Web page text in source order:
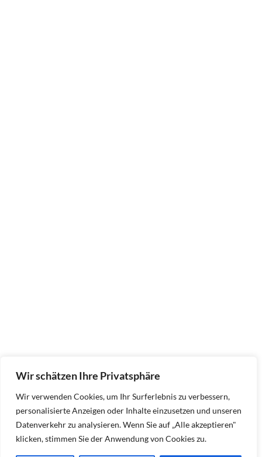
Wir schätzen Ihre Privatsphäre
Wir verwenden Cookies, um Ihr Surferlebnis zu verbessern,
personalisierte Anzeigen oder Inhalte einzusetzen und unseren
Datenverkehr zu analysieren. Wenn Sie auf „Alle akzeptieren"
klicken, stimmen Sie der Anwendung von Cookies zu.